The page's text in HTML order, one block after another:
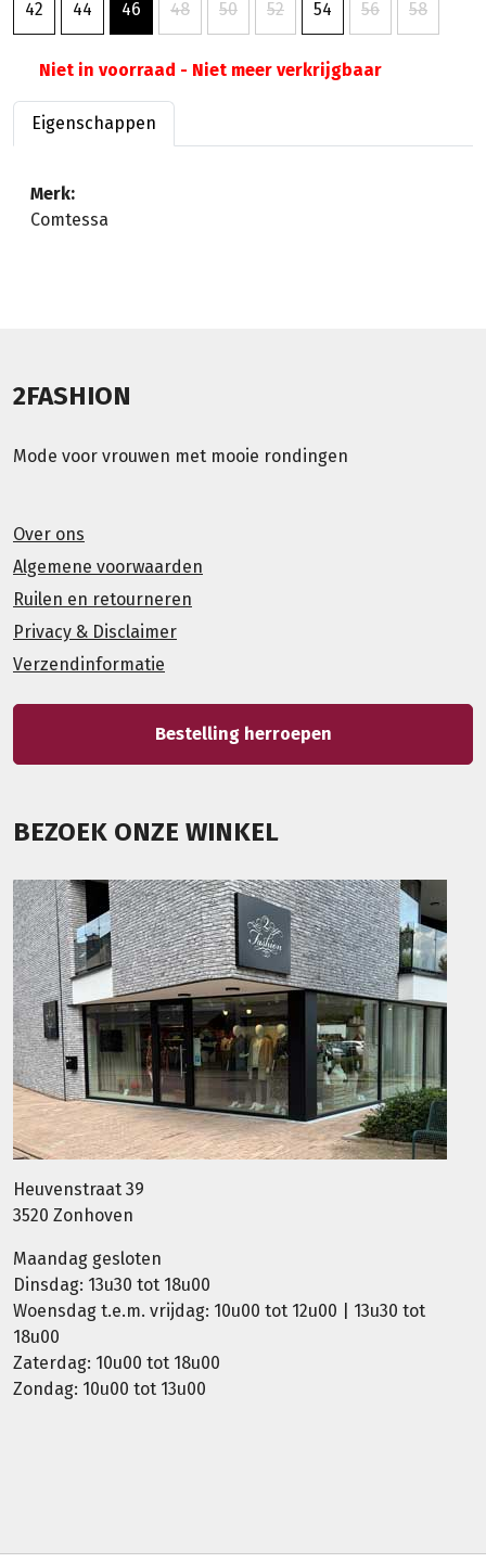
42 44 46 48 50 52 54 56 58
Niet in voorraad - Niet meer verkrijgbaar
Eigenschappen
Merk:
Comtessa
2FASHION
Mode voor vrouwen met mooie rondingen
Over ons
Algemene voorwaarden
Ruilen en retourneren
Privacy & Disclaimer
Verzendinformatie
Bestelling herroepen
BEZOEK ONZE WINKEL
Heuvenstraat 39
3520 Zonhoven
Maandag gesloten
Dinsdag: 13u30 tot 18u00
Woensdag t.e.m. vrijdag: 10u00 tot 12u00 | 13u30 tot
18u00
Zaterdag: 10u00 tot 18u00
Zondag: 10u00 tot 13u00